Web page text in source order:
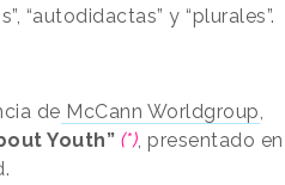
“autodidactas” y “plurales”.
de McCann Worldgroup
Youth” (*) , presentado en